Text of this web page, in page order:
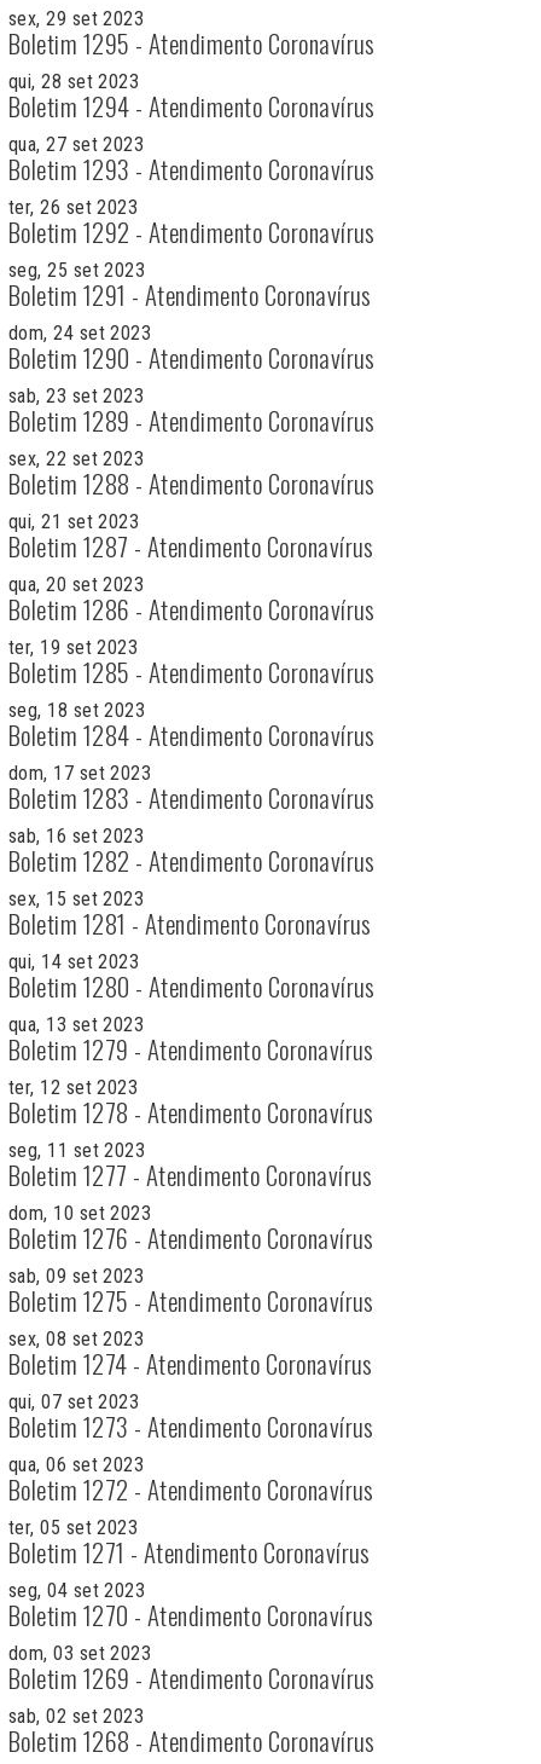
sex, 29 set 2023
Boletim 1295 - Atendimento Coronavírus
qui, 28 set 2023
Boletim 1294 - Atendimento Coronavírus
qua, 27 set 2023
Boletim 1293 - Atendimento Coronavírus
ter, 26 set 2023
Boletim 1292 - Atendimento Coronavírus
seg, 25 set 2023
Boletim 1291 - Atendimento Coronavírus
dom, 24 set 2023
Boletim 1290 - Atendimento Coronavírus
sab, 23 set 2023
Boletim 1289 - Atendimento Coronavírus
sex, 22 set 2023
Boletim 1288 - Atendimento Coronavírus
qui, 21 set 2023
Boletim 1287 - Atendimento Coronavírus
qua, 20 set 2023
Boletim 1286 - Atendimento Coronavírus
ter, 19 set 2023
Boletim 1285 - Atendimento Coronavírus
seg, 18 set 2023
Boletim 1284 - Atendimento Coronavírus
dom, 17 set 2023
Boletim 1283 - Atendimento Coronavírus
sab, 16 set 2023
Boletim 1282 - Atendimento Coronavírus
sex, 15 set 2023
Boletim 1281 - Atendimento Coronavírus
qui, 14 set 2023
Boletim 1280 - Atendimento Coronavírus
qua, 13 set 2023
Boletim 1279 - Atendimento Coronavírus
ter, 12 set 2023
Boletim 1278 - Atendimento Coronavírus
seg, 11 set 2023
Boletim 1277 - Atendimento Coronavírus
dom, 10 set 2023
Boletim 1276 - Atendimento Coronavírus
sab, 09 set 2023
Boletim 1275 - Atendimento Coronavírus
sex, 08 set 2023
Boletim 1274 - Atendimento Coronavírus
qui, 07 set 2023
Boletim 1273 - Atendimento Coronavírus
qua, 06 set 2023
Boletim 1272 - Atendimento Coronavírus
ter, 05 set 2023
Boletim 1271 - Atendimento Coronavírus
seg, 04 set 2023
Boletim 1270 - Atendimento Coronavírus
dom, 03 set 2023
Boletim 1269 - Atendimento Coronavírus
sab, 02 set 2023
Boletim 1268 - Atendimento Coronavírus